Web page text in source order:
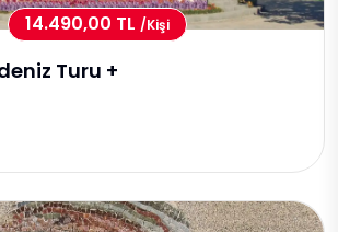
14.490,00 TL /kişi
Turu +